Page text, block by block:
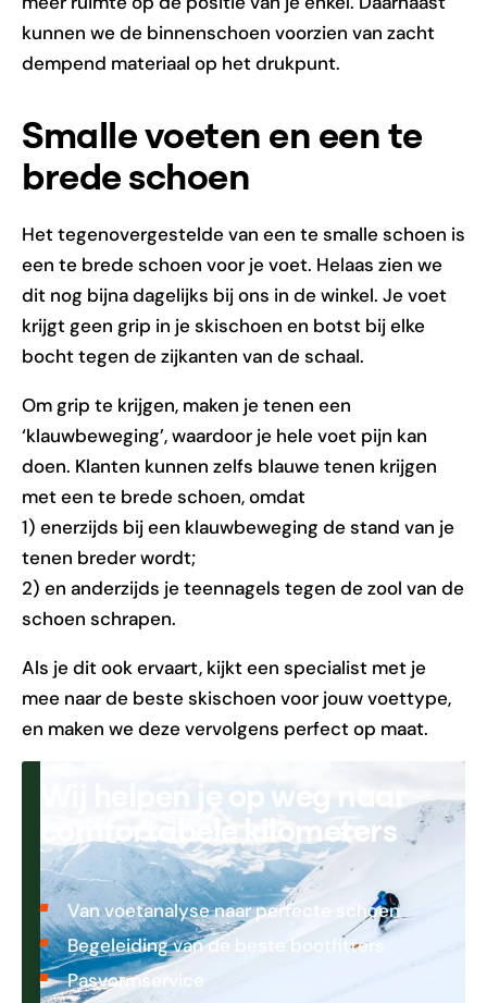
kunnen we de binnenschoen voorzien van zacht
dempend materiaal op het drukpunt.
Smalle voeten en een te
brede schoen
Het tegenovergestelde van een te smalle schoen is
een te brede schoen voor je voet. Helaas zien we
dit nog bijna dagelijks bij ons in de winkel. Je voet
krijgt geen grip in je skischoen en botst bij elke
bocht tegen de zijkanten van de schaal.
Om grip te krijgen, maken je tenen een
‘klauwbeweging’, waardoor je hele voet pijn kan
doen. Klanten kunnen zelfs blauwe tenen krijgen
met een te brede schoen, omdat
1) enerzijds bij een klauwbeweging de stand van je
tenen breder wordt;
2) en anderzijds je teennagels tegen de zool van de
schoen schrapen.
Als je dit ook ervaart, kijkt een specialist met je
mee naar de beste skischoen voor jouw voettype,
en maken we deze vervolgens perfect op maat.
Wij helpen je op weg naar
comfortabele kilometers
Van voetanalyse naar perfecte schoen
Begeleiding van de beste bootfitters
Pasvormservice